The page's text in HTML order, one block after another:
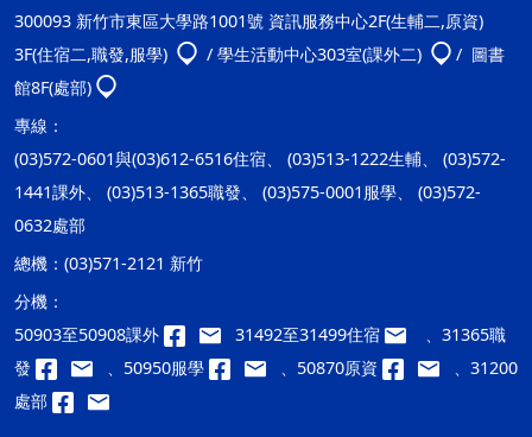
300093 新竹市東區大學路1001號 資訊服務中心2F(生輔二,原資)
3F(住宿二,職發,服學)
/ 學生活動中心303室(課外二)
/ 圖書
館8F(處部)
專線：
(03)572-0601與(03)612-6516住宿、 (03)513-1222生輔、 (03)572-
1441課外、 (03)513-1365職發、 (03)575-0001服學、 (03)572-
0632處部
總機： (03)571-2121 新竹
分機：
50903至50908課外
31492至31499住宿
、31365職
發
、50950服學 、50870原資
、31200
處部